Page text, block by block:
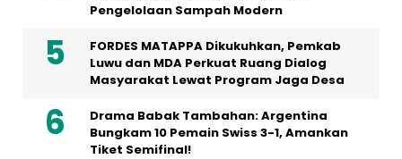
Pengelolaan Sampah Modern
FORDES MATAPPA Dikukuhkan, Pemkab
Luwu dan MDA Perkuat Ruang Dialog
Masyarakat Lewat Program Jaga Desa
Drama Babak Tambahan: Argentina
Bungkam 10 Pemain Swiss 3-1, Amankan
Tiket Semifinal!